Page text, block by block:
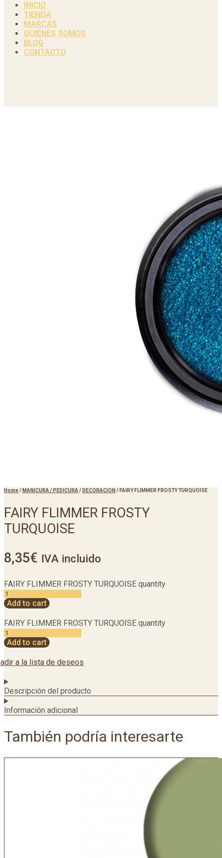
INICIO
TIENDA
MARCAS
QUIÉNES SOMOS
BLOG
CONTACTO
Home/ MANICURA / PEDICURA / DECORACION / FAIRY FLIMMER FROSTY TURQUOISE
FAIRY FLIMMER FROSTY
TURQUOISE
8,35€ IVA incluido
FAIRY FLIMMER FROSTY TURQUOISE quantity
Add to cart
FAIRY FLIMMER FROSTY TURQUOISE quantity
Add to cart
a la lista de deseos
Descripción del producto
Información adicional
También podría interesarte